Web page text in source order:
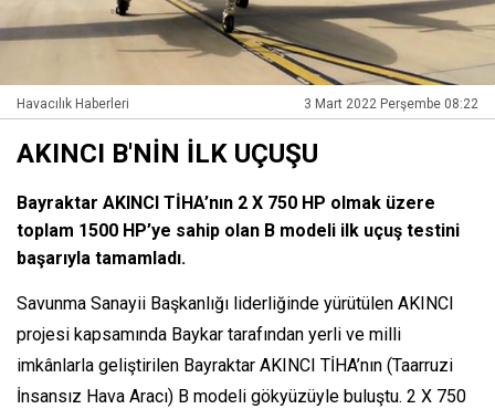
Havacılık Haberleri 3 Mart 2022 Perşembe 08:22
AKINCI B'NİN İLK UÇUŞU
Bayraktar AKINCI TİHA’nın 2 X 750 HP olmak üzere
toplam 1500 HP’ye sahip olan B modeli ilk uçuş testini
başarıyla tamamladı.
Savunma Sanayii Başkanlığı liderliğinde yürütülen AKINCI
projesi kapsamında Baykar tarafından yerli ve milli
imkânlarla geliştirilen Bayraktar AKINCI TİHA’nın (Taarruzi
İnsansız Hava Aracı) B modeli gökyüzüyle buluştu. 2 X 750